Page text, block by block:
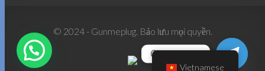
© 2024 - Gunmeplug. Bảo lưu mọi quyền.
Vietnamese
Contact us